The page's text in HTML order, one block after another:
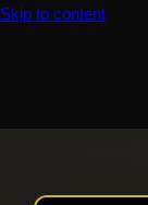
Skip to content